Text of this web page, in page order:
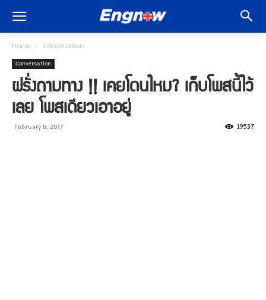
Home Conversation
Conversation
ฝรั่งถามทาง !! เคยโดนไหม? เก็บโพสนี้ไว้
เลย โพสเดียวเอาอยู่
February 8, 2017 19537